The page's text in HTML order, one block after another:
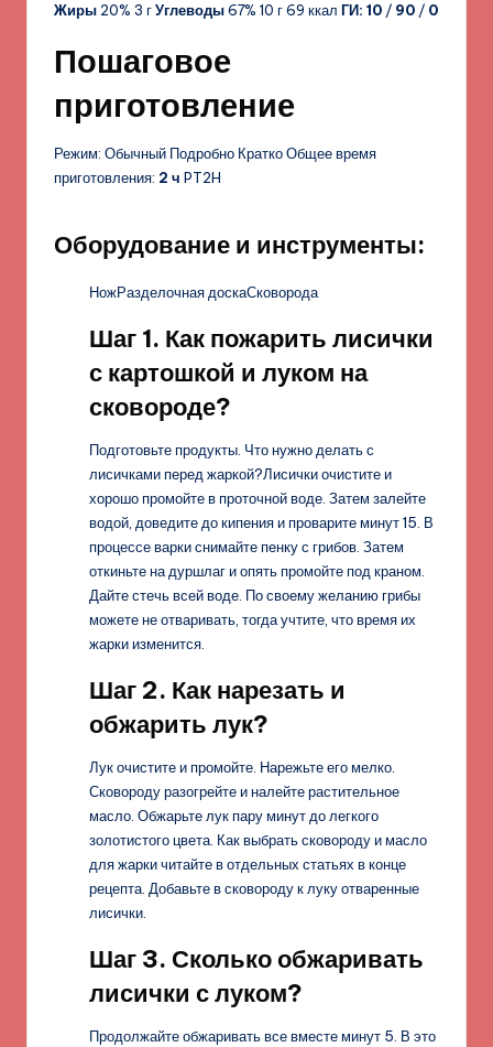
Жиры 20% 3 гУглеводы67% 10 г 69 ккал ГИ: 10 / 90 / 0
Пошаговое
приготовление
Режим: Обычный Подробно Кратко Общее время
приготовления: 2 ч PT2H
Оборудование и инструменты:
НожРазделочная доскаСковорода
Шаг 1. Как пожарить лисички
с картошкой и луком на
сковороде?
Подготовьте продукты. Что нужно делать с
лисичками перед жаркой?Лисички очистите и
хорошо промойте в проточной воде. Затем залейте
водой, доведите до кипения и проварите минут 15. В
процессе варки снимайте пенку с грибов. Затем
откиньте на дуршлаг и опять промойте под краном.
Дайте стечь всей воде. По своему желанию грибы
можете не отваривать, тогда учтите, что время их
жарки изменится.
Шаг 2. Как нарезать и
обжарить лук?
Лук очистите и промойте. Нарежьте его мелко.
Сковороду разогрейте и налейте растительное
масло. Обжарьте лук пару минут до легкого
золотистого цвета. Как выбрать сковороду и масло
для жарки читайте в отдельных статьях в конце
рецепта. Добавьте в сковороду к луку отваренные
лисички.
Шаг 3. Сколько обжаривать
лисички с луком?
Продолжайте обжаривать все вместе минут 5. В это